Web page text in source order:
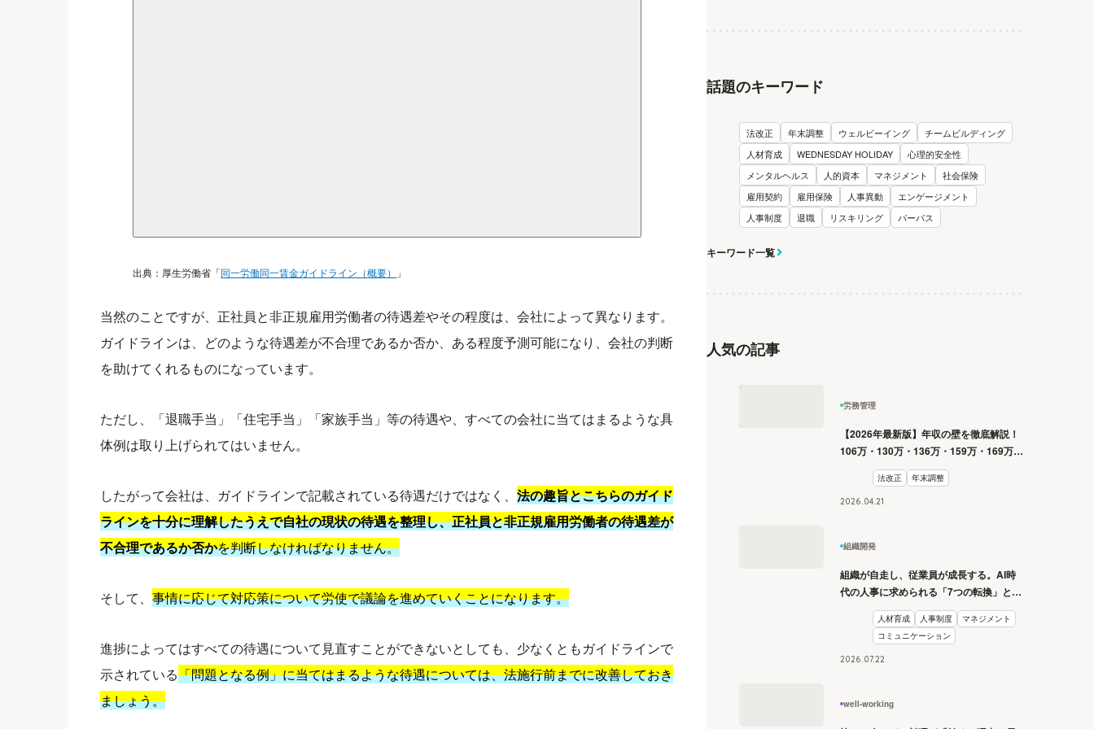
出典：厚生労働省「同一労働同一賃金ガイドライン（概要） 」
当然のことですが、正社員と非正規雇用労働者の待遇差やその程度は、会社によって異なります。
ガイドラインは、どのような待遇差が不合理であるか否か、ある程度予測可能になり、会社の判断
を助けてくれるものになっています。
ただし、「退職手当」「住宅手当」「家族手当」等の待遇や、すべての会社に当てはまるような具
体例は取り上げられてはいません。
したがって会社は、ガイドラインで記載されている待遇だけではなく、法の趣旨とこちらのガイド
ラインを十分に理解したうえで自社の現状の待遇を整理し、正社員と非正規雇用労働者の待遇差が
不合理であるか否かを判断しなければなりません。
そして、事情に応じて対応策について労使で議論を進めていくことになります。
進捗によってはすべての待遇について見直すことができないとしても、少なくともガイドラインで
示されている「問題となる例」に当てはまるような待遇については、法施行前までに改善しておき
ましょう。
話題のキーワード
法改正 年末調整 ウェルビーイング
チームビルディング
人材育成
WEDNESDAY HOLIDAY
心理的安全性
メンタルヘルス
人的資本 マネジメント
社会保険
雇用契約
雇用保険 人事異動
エンゲージメント
人事制度
退職 リスキリング パーパス
キーワード一覧
人気の記事
労務管理
【2026年最新版】年収の壁を徹底解説！
106万・130万・136万・159万・169万・
178万・180万の壁とは？
法改正 年末調整
2026.04.21
組織開発
組織が自走し、従業員が成長する。AI時
代の人事に求められる「7つの転換」と
人材育成 人事制度
マネジメント
コミュニケーション
2026.07.22
well-working